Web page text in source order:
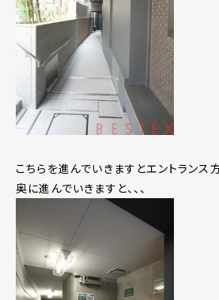
こちらを進んでいきますとエントランス
奥に進んでいきますと、、、